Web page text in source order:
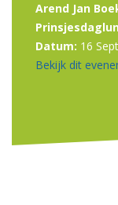
Arend Jan
Datum: 16
Bekijk dit